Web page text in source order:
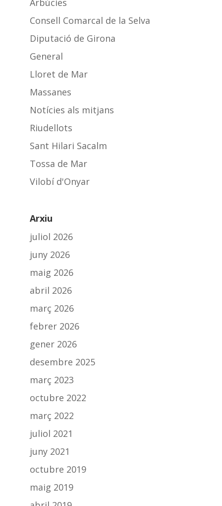
Consell Comarcal de la Selva
Diputació de Girona
General
Lloret de Mar
Massanes
Notícies als mitjans
Riudellots
Sant Hilari Sacalm
Tossa de Mar
Vilobí d'Onyar
Arxiu
juliol 2026
juny 2026
maig 2026
abril 2026
març 2026
febrer 2026
gener 2026
desembre 2025
març 2023
octubre 2022
març 2022
juliol 2021
juny 2021
octubre 2019
maig 2019